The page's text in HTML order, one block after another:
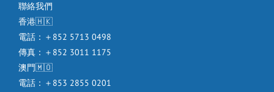
聯絡我們
香港🇭🇰
電話：＋852 5713 0498
傳真：＋852 3011 1175
澳門🇲🇴
電話：＋853 2855 0201